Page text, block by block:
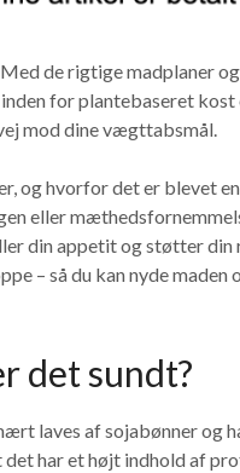
de rigtige madplaner
for plantebaseret
mod dine vægttabsmål.
og hvorfor det er blevet
eller
din appetit og støtter din
– så du kan nyde
det sundt?
laves af sojabønner og
har et højt indhold af